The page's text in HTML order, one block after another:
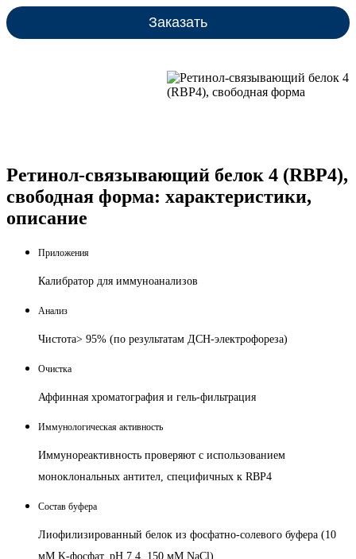
Заказать
Ретинол-связывающий белок 4 (RBP4),
свободная форма: характеристики,
описание
Приложения
Калибратор для иммуноанализов
Анализ
Чистота> 95% (по результатам ДСН-электрофореза)
Очистка
Аффинная хроматография и гель-фильтрация
Иммунологическая активность
Иммунореактивность проверяют с использованием
моноклональных антител, специфичных к RBP4
Состав буфера
Лиофилизированный белок из фосфатно-солевого буфера (10
мМ K-фосфат, pH 7,4, 150 мМ NaCl)